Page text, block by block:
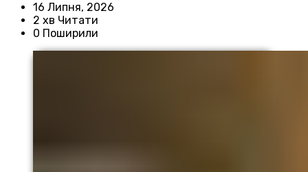
16 Липня, 2026
2 хв Читати
0 Поширили